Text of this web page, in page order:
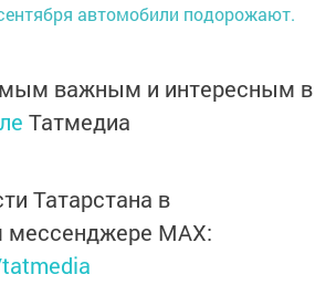
автомобили подорожают.
важным и интересным в
Татмедиа
Татарстана в
мессенджере MАХ: